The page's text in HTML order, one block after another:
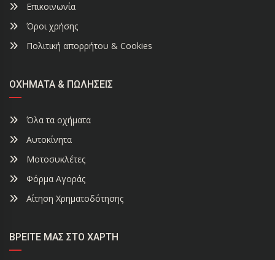
Επικοινωνία
Όροι χρήσης
Πολιτική απορρήτου & Cookies
ΟΧΉΜΑΤΑ & ΠΩΛΉΣΕΙΣ
Όλα τα οχήματα
Αυτοκίνητα
Μοτοσυκλέτες
Φόρμα Αγοράς
Αίτηση Χρηματοδότησης
ΒΡΕΊΤΕ ΜΑΣ ΣΤΟ ΧΆΡΤΗ